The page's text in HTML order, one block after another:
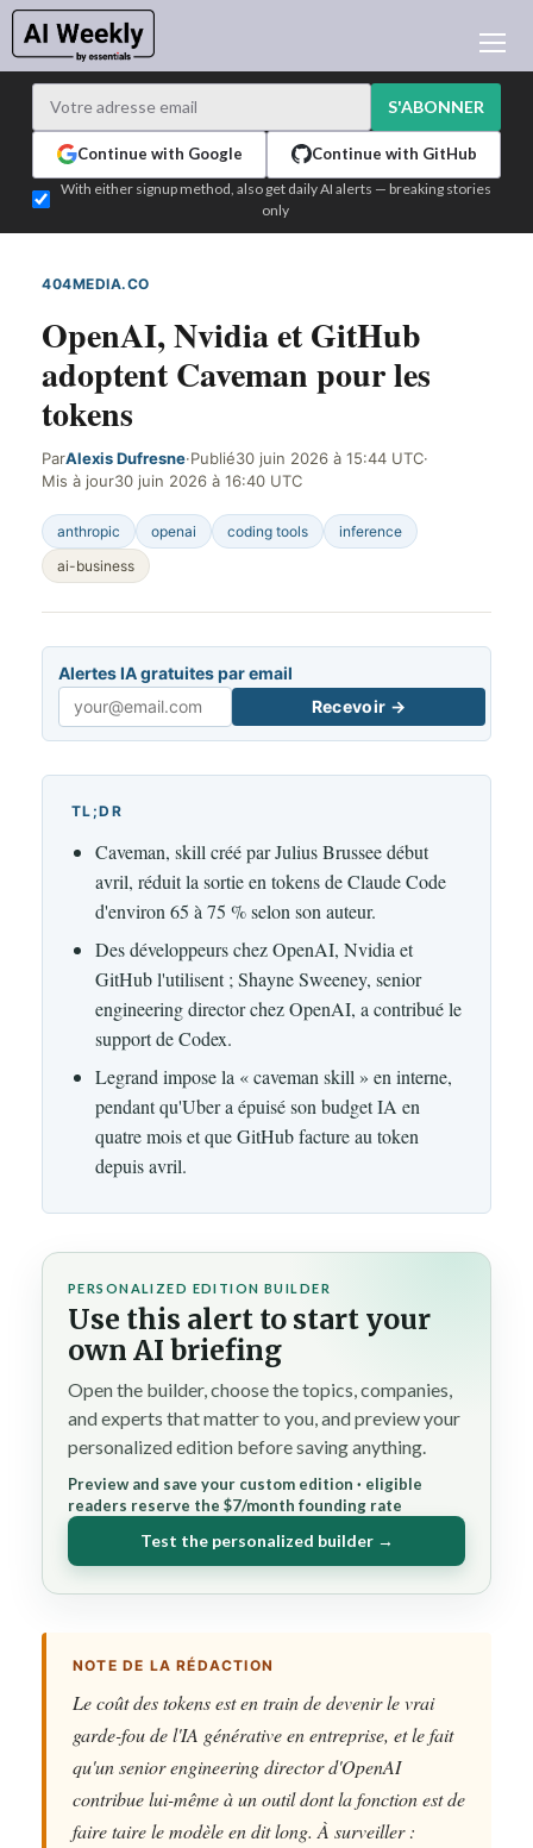
APPRENDRE L'IA
L'ACTU IA DU JOUR
TEST EDITION BUILDER
CONNEXION
S'ABONNER
Continue with Google Continue with GitHub
With either signup method, also get daily AI alerts — breaking stories
only
404MEDIA.CO
OpenAI, Nvidia et GitHub
adoptent Caveman pour les
tokens
ParAlexis Dufresne·Publié30 juin 2026 à 15:44 UTC·
Mis à jour30 juin 2026 à 16:40 UTC
anthropic openai coding tools
inference
ai-business
Alertes IA gratuites par email
Email
Recevoir →
TL;DR
Caveman, skill créé par Julius Brussee début
avril, réduit la sortie en tokens de Claude Code
d'environ 65 à 75 % selon son auteur.
Des développeurs chez OpenAI, Nvidia et
GitHub l'utilisent ; Shayne Sweeney, senior
engineering director chez OpenAI, a contribué le
support de Codex.
Legrand impose la « caveman skill » en interne,
pendant qu'Uber a épuisé son budget IA en
quatre mois et que GitHub facture au token
depuis avril.
PERSONALIZED EDITION BUILDER
Use this alert to start your
own AI briefing
Open the builder, choose the topics, companies,
and experts that matter to you, and preview your
personalized edition before saving anything.
Preview and save your custom edition · eligible
readers reserve the $7/month founding rate
Test the personalized builder →
NOTE DE LA RÉDACTION
Le coût des tokens est en train de devenir le vrai
garde-fou de l'IA générative en entreprise, et le fait
qu'un senior engineering director d'OpenAI
contribue lui-même à un outil dont la fonction est de
faire taire le modèle en dit long. À surveiller :